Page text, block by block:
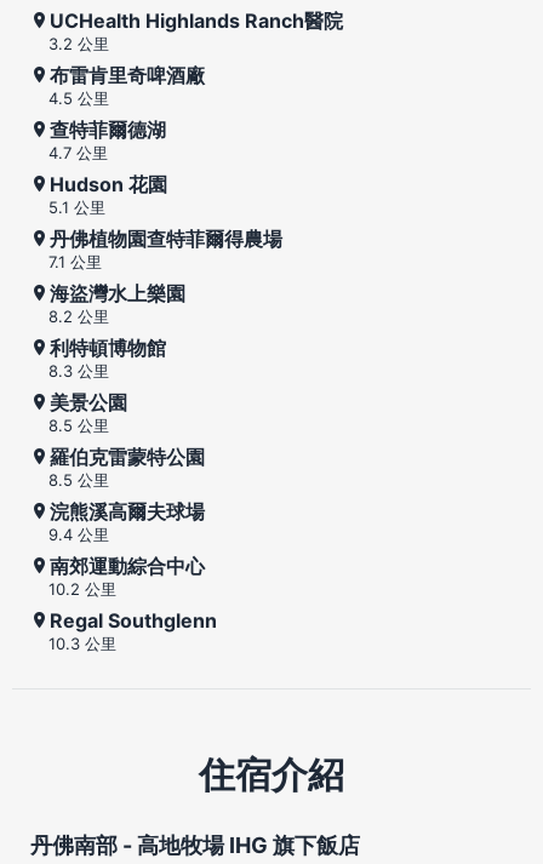
UCHealth Highlands Ranch醫院
3.2 公里
布雷肯里奇啤酒廠
4.5 公里
查特菲爾德湖
4.7 公里
Hudson 花園
5.1 公里
丹佛植物園查特菲爾得農場
7.1 公里
海盜灣水上樂園
8.2 公里
利特頓博物館
8.3 公里
美景公園
8.5 公里
羅伯克雷蒙特公園
8.5 公里
浣熊溪高爾夫球場
9.4 公里
南郊運動綜合中心
10.2 公里
Regal Southglenn
10.3 公里
住宿介紹
丹佛南部 - 高地牧場 IHG 旗下飯店